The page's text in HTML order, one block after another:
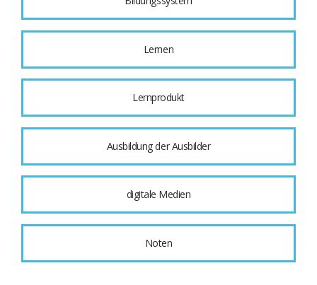
Lernen
Lernprodukt
Ausbildung der Ausbilder
digitale Medien
Noten